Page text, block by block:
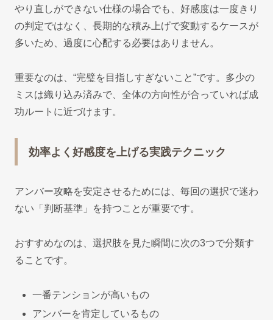
やり直しができない仕様の場合でも、好感度は一度きり
の判定ではなく、長期的な積み上げで変動するケースが
多いため、過度に心配する必要はありません。
重要なのは、“完璧を目指しすぎないこと”です。多少の
ミスは織り込み済みで、全体の方向性が合っていれば成
功ルートに近づけます。
効率よく好感度を上げる実践テクニック
アンバー攻略を安定させるためには、毎回の選択で迷わ
ない「判断基準」を持つことが重要です。
おすすめなのは、選択肢を見た瞬間に次の3つで分類す
ることです。
一番テンションが高いもの
アンバーを肯定しているもの